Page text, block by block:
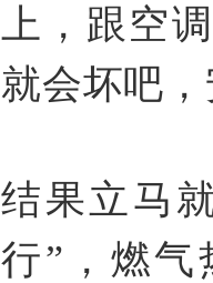
上，跟空
就会坏吧
结果立马
行”，燃气